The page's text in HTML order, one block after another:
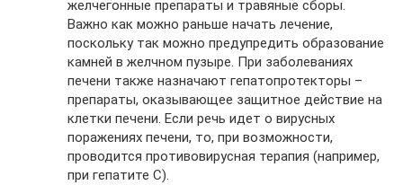
желчегонные препараты и травяные сборы.
Важно как можно раньше начать лечение,
поскольку так можно предупредить образование
камней в желчном пузыре. При заболеваниях
печени также назначают гепатопротекторы –
препараты, оказывающее защитное действие на
клетки печени. Если речь идет о вирусных
поражениях печени, то, при возможности,
проводится противовирусная терапия (например,
при гепатите С).